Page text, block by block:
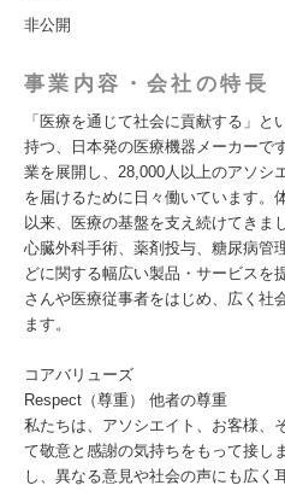
非公開
事業内容・会社の特長
「医療を通じて社会に貢献する」
持つ、日本発の医療機器メーカーで
業を展開し、28,000人以上のアソシ
を届けるために日々働いています。
以来、医療の基盤を支え続けてきま
心臓外科手術、薬剤投与、糖尿病管
どに関する幅広い製品・サービスを
さんや医療従事者をはじめ、広く社
ます。
コアバリューズ
Respect（尊重） 他者の尊重
私たちは、アソシエイト、お客様、
て敬意と感謝の気持ちをもって接し
し、異なる意見や社会の声にも広く